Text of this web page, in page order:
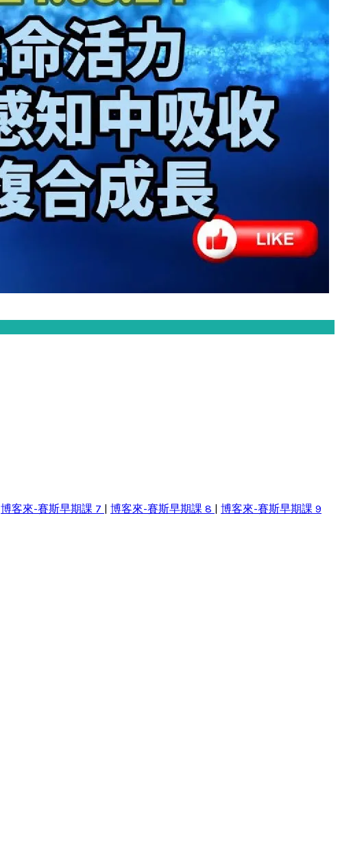
博客來-賽斯早期課 7 博客來-賽斯早期課 8 博客來-賽斯早期課 9